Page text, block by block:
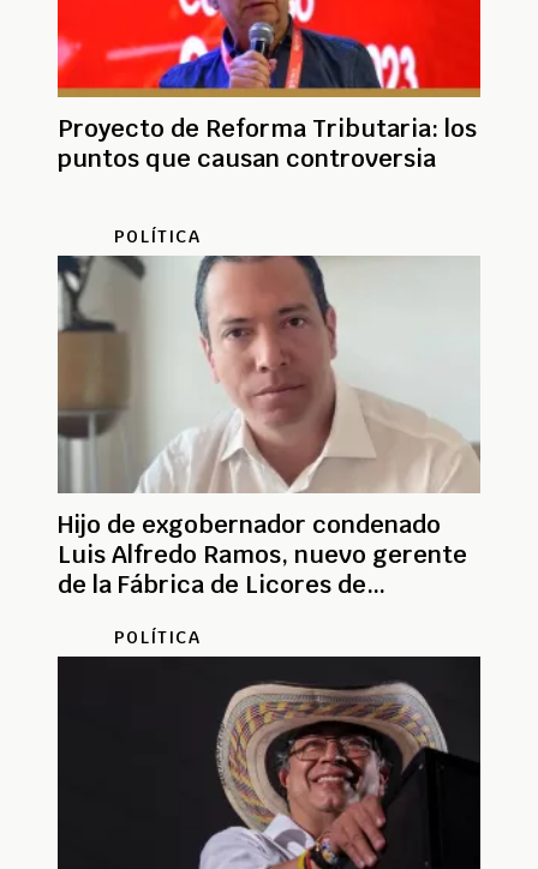
Proyecto de Reforma Tributaria: los
puntos que causan controversia
POLÍTICA
Hijo de exgobernador condenado
Luis Alfredo Ramos, nuevo gerente
de la Fábrica de Licores de
POLÍTICA